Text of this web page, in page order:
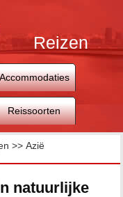
Reizen
Reissoorten
>> Azië
natuurlijke